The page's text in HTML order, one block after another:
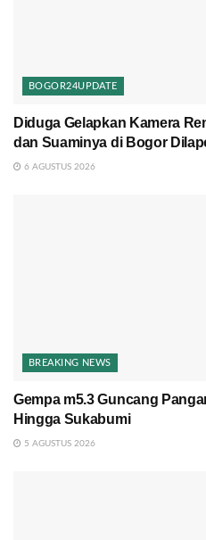
BOGOR24UPDATE
Diduga Gelapkan Kamera
dan Suaminya di Bogor
6 AGUSTUS 2026
BREAKING NEWS
Gempa m5.3 Guncang
Hingga Sukabumi
5 AGUSTUS 2026